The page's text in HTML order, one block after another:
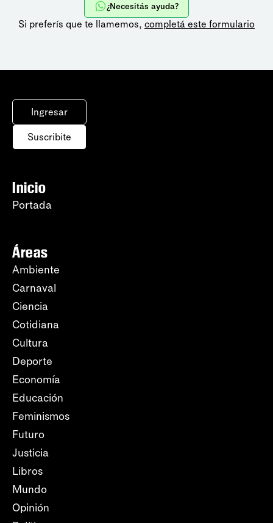
¿Necesitás ayuda?
Si preferís que te llamemos, completá este formulario
Ingresar
Suscribite
Inicio
Portada
Áreas
Ambiente
Carnaval
Ciencia
Cotidiana
Cultura
Deporte
Economía
Educación
Feminismos
Futuro
Justicia
Libros
Mundo
Opinión